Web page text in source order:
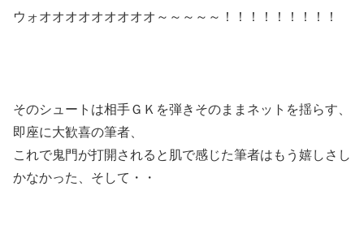
ウォオオオオオオオオオ～～～～～！！！！！！！！！
そのシュートは相手ＧＫを弾きそのままネットを揺らす、
即座に大歓喜の筆者、
これで鬼門が打開されると肌で感じた筆者はもう嬉しさし
かなかった、そして・・